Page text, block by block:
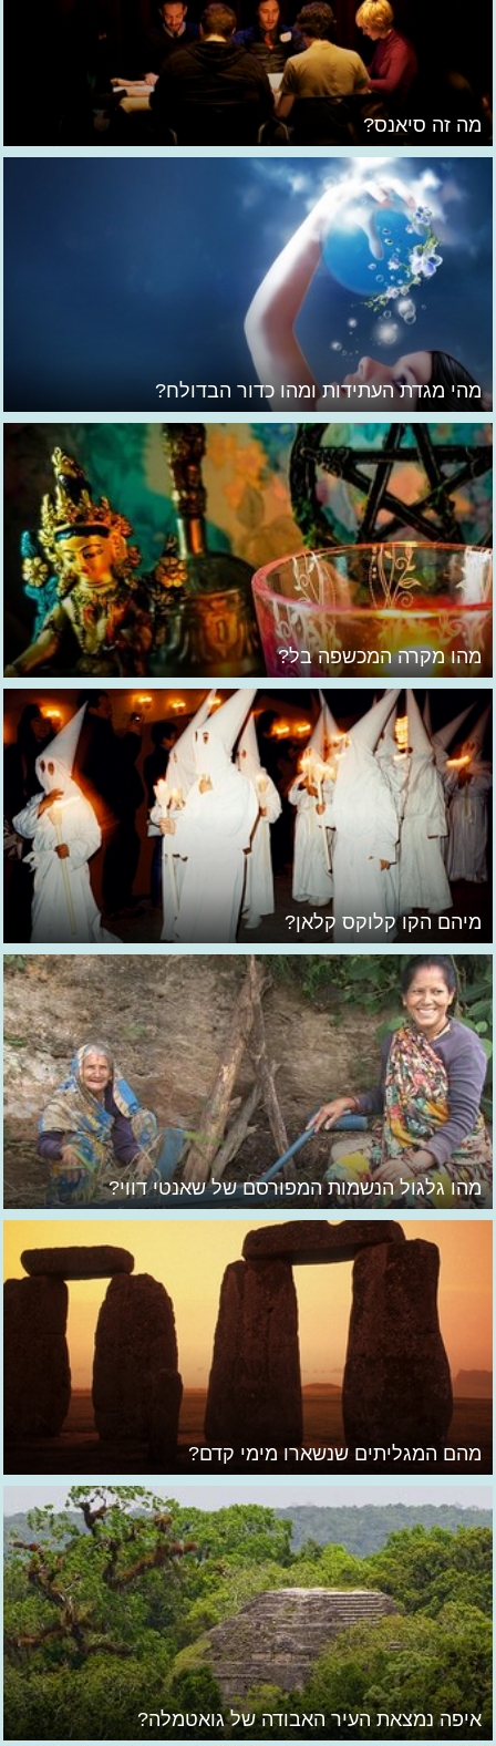
מה זה סיאנס?
מהי מגדת העתידות ומהו כדור הבדולח?
מהו מקרה המכשפה בל?
מיהם הקו קלוקס קלאן?
מהו גלגול הנשמות המפורסם של שאנטי דווי?
מהם המגליתים שנשארו מימי קדם?
איפה נמצאת העיר האבודה של גואטמלה?